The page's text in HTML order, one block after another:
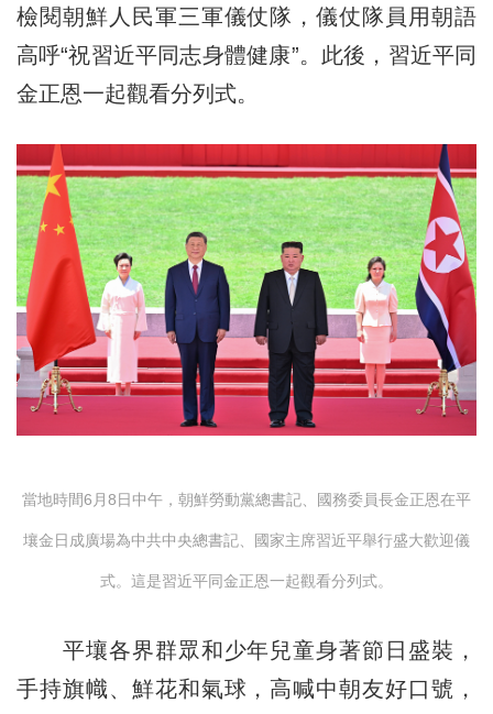
檢閱朝鮮人民軍三軍儀仗隊，儀仗隊員用朝語
高呼“祝習近平同志身體健康”。此後，習近平同
金正恩一起觀看分列式。
當地時間6月8日中午，朝鮮勞動黨總書記、國務委員長金正恩在平
壤金日成廣場為中共中央總書記、國家主席習近平舉行盛大歡迎儀
式。這是習近平同金正恩一起觀看分列式。
平壤各界群眾和少年兒童身著節日盛裝，
手持旗幟、鮮花和氣球，高喊中朝友好口號，